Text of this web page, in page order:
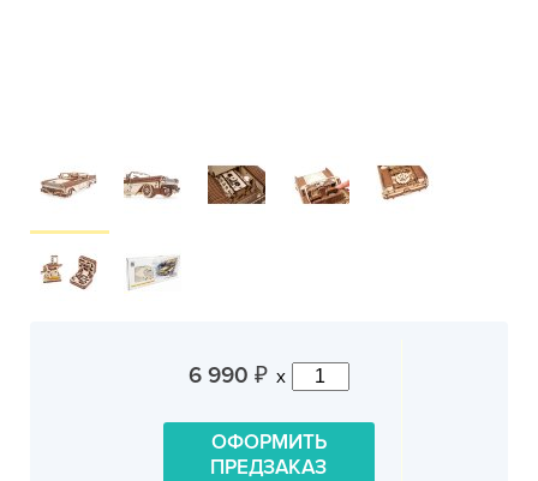
6 990 ₽ x
ОФОРМИТЬ
ПРЕДЗАКАЗ